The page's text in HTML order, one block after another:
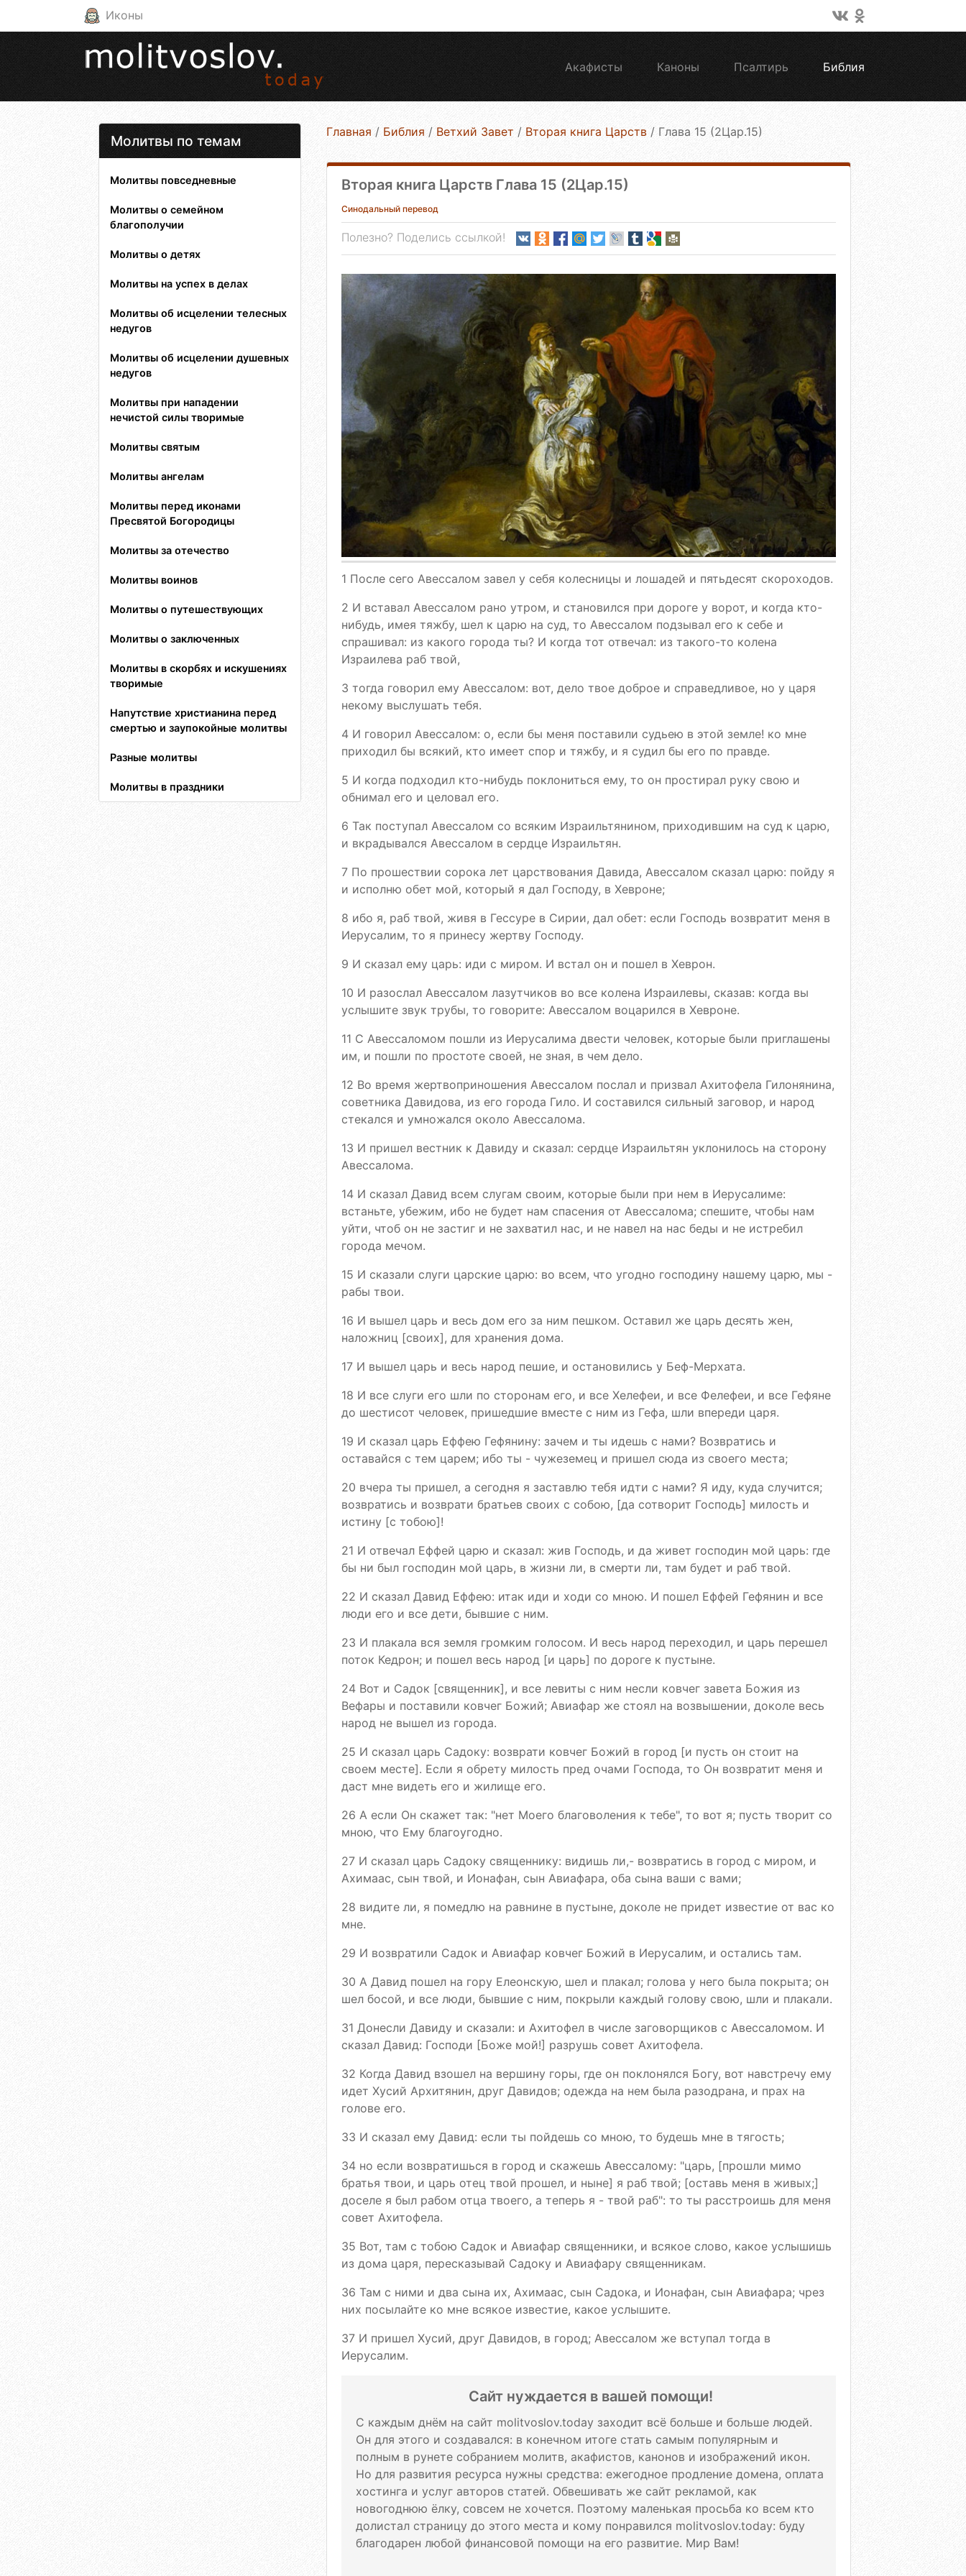
Иконы
Акафисты Каноны Псалтирь Библия
Молитвы по темам
Молитвы повседневные
Молитвы о семейном
благополучии
Молитвы о детях
Молитвы на успех в делах
Молитвы об исцелении телесных
недугов
Молитвы об исцелении душевных
недугов
Молитвы при нападении
нечистой силы творимые
Молитвы святым
Молитвы ангелам
Молитвы перед иконами
Пресвятой Богородицы
Молитвы за отечество
Молитвы воинов
Молитвы о путешествующих
Молитвы о заключенных
Молитвы в скорбях и искушениях
творимые
Напутствие христианина перед
смертью и заупокойные молитвы
Разные молитвы
Молитвы в праздники
Главная / Библия / Ветхий Завет / Вторая книга Царств / Глава 15 (2Цар.15)
Вторая книга Царств Глава 15 (2Цар.15)
Синодальный перевод
Полезно? Поделись ссылкой!
1 После сего Авессалом завел у себя колесницы и лошадей и пятьдесят скороходов.
2 И вставал Авессалом рано утром, и становился при дороге у ворот, и когда кто-
нибудь, имея тяжбу, шел к царю на суд, то Авессалом подзывал его к себе и
спрашивал: из какого города ты? И когда тот отвечал: из такого-то колена
Израилева раб твой,
3 тогда говорил ему Авессалом: вот, дело твое доброе и справедливое, но у царя
некому выслушать тебя.
4 И говорил Авессалом: о, если бы меня поставили судьею в этой земле! ко мне
приходил бы всякий, кто имеет спор и тяжбу, и я судил бы его по правде.
5 И когда подходил кто-нибудь поклониться ему, то он простирал руку свою и
обнимал его и целовал его.
6 Так поступал Авессалом со всяким Израильтянином, приходившим на суд к царю,
и вкрадывался Авессалом в сердце Израильтян.
7 По прошествии сорока лет царствования Давида, Авессалом сказал царю: пойду я
и исполню обет мой, который я дал Господу, в Хевроне;
8 ибо я, раб твой, живя в Гессуре в Сирии, дал обет: если Господь возвратит меня в
Иерусалим, то я принесу жертву Господу.
9 И сказал ему царь: иди с миром. И встал он и пошел в Хеврон.
10 И разослал Авессалом лазутчиков во все колена Израилевы, сказав: когда вы
услышите звук трубы, то говорите: Авессалом воцарился в Хевроне.
11 С Авессаломом пошли из Иерусалима двести человек, которые были приглашены
им, и пошли по простоте своей, не зная, в чем дело.
12 Во время жертвоприношения Авессалом послал и призвал Ахитофела Гилонянина,
советника Давидова, из его города Гило. И составился сильный заговор, и народ
стекался и умножался около Авессалома.
13 И пришел вестник к Давиду и сказал: сердце Израильтян уклонилось на сторону
Авессалома.
14 И сказал Давид всем слугам своим, которые были при нем в Иерусалиме:
встаньте, убежим, ибо не будет нам спасения от Авессалома; спешите, чтобы нам
уйти, чтоб он не застиг и не захватил нас, и не навел на нас беды и не истребил
города мечом.
15 И сказали слуги царские царю: во всем, что угодно господину нашему царю, мы -
рабы твои.
16 И вышел царь и весь дом его за ним пешком. Оставил же царь десять жен,
наложниц [своих], для хранения дома.
17 И вышел царь и весь народ пешие, и остановились у Беф-Мерхата.
18 И все слуги его шли по сторонам его, и все Хелефеи, и все Фелефеи, и все Гефяне
до шестисот человек, пришедшие вместе с ним из Гефа, шли впереди царя.
19 И сказал царь Еффею Гефянину: зачем и ты идешь с нами? Возвратись и
оставайся с тем царем; ибо ты - чужеземец и пришел сюда из своего места;
20 вчера ты пришел, а сегодня я заставлю тебя идти с нами? Я иду, куда случится;
возвратись и возврати братьев своих с собою, [да сотворит Господь] милость и
истину [с тобою]!
21 И отвечал Еффей царю и сказал: жив Господь, и да живет господин мой царь: где
бы ни был господин мой царь, в жизни ли, в смерти ли, там будет и раб твой.
22 И сказал Давид Еффею: итак иди и ходи со мною. И пошел Еффей Гефянин и все
люди его и все дети, бывшие с ним.
23 И плакала вся земля громким голосом. И весь народ переходил, и царь перешел
поток Кедрон; и пошел весь народ [и царь] по дороге к пустыне.
24 Вот и Садок [священник], и все левиты с ним несли ковчег завета Божия из
Вефары и поставили ковчег Божий; Авиафар же стоял на возвышении, доколе весь
народ не вышел из города.
25 И сказал царь Садоку: возврати ковчег Божий в город [и пусть он стоит на
своем месте]. Если я обрету милость пред очами Господа, то Он возвратит меня и
даст мне видеть его и жилище его.
26 А если Он скажет так: "нет Моего благоволения к тебе", то вот я; пусть творит со
мною, что Ему благоугодно.
27 И сказал царь Садоку священнику: видишь ли,- возвратись в город с миром, и
Ахимаас, сын твой, и Ионафан, сын Авиафара, оба сына ваши с вами;
28 видите ли, я помедлю на равнине в пустыне, доколе не придет известие от вас ко
мне.
29 И возвратили Садок и Авиафар ковчег Божий в Иерусалим, и остались там.
30 А Давид пошел на гору Елеонскую, шел и плакал; голова у него была покрыта; он
шел босой, и все люди, бывшие с ним, покрыли каждый голову свою, шли и плакали.
31 Донесли Давиду и сказали: и Ахитофел в числе заговорщиков с Авессаломом. И
сказал Давид: Господи [Боже мой!] разрушь совет Ахитофела.
32 Когда Давид взошел на вершину горы, где он поклонялся Богу, вот навстречу ему
идет Хусий Архитянин, друг Давидов; одежда на нем была разодрана, и прах на
голове его.
33 И сказал ему Давид: если ты пойдешь со мною, то будешь мне в тягость;
34 но если возвратишься в город и скажешь Авессалому: "царь, [прошли мимо
братья твои, и царь отец твой прошел, и ныне] я раб твой; [оставь меня в живых;]
доселе я был рабом отца твоего, а теперь я - твой раб": то ты расстроишь для меня
совет Ахитофела.
35 Вот, там с тобою Садок и Авиафар священники, и всякое слово, какое услышишь
из дома царя, пересказывай Садоку и Авиафару священникам.
36 Там с ними и два сына их, Ахимаас, сын Садока, и Ионафан, сын Авиафара; чрез
них посылайте ко мне всякое известие, какое услышите.
37 И пришел Хусий, друг Давидов, в город; Авессалом же вступал тогда в
Иерусалим.
Сайт нуждается в вашей помощи!
С каждым днём на сайт molitvoslov.today заходит всё больше и больше людей.
Он для этого и создавался: в конечном итоге стать самым популярным и
полным в рунете собранием молитв, акафистов, канонов и изображений икон.
Но для развития ресурса нужны средства: ежегодное продление домена, оплата
хостинга и услуг авторов статей. Обвешивать же сайт рекламой, как
новогоднюю ёлку, совсем не хочется. Поэтому маленькая просьба ко всем кто
долистал страницу до этого места и кому понравился molitvoslov.today: буду
благодарен любой финансовой помощи на его развитие. Мир Вам!